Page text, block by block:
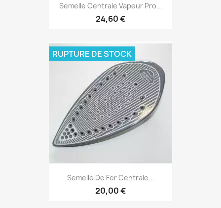
Semelle Centrale Vapeur Pro...
24,60 €
Semelle De Fer Centrale...
20,00 €
RUPTURE DE STOCK